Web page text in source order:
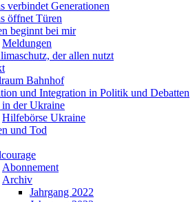
verbindet Generationen
öffnet Türen
beginnt bei mir
Meldungen
der allen nutzt
Bahnhof
und Integration in Politik und Debatten
der Ukraine
Hilfebörse Ukraine
und Tod
Abonnement
Archiv
Jahrgang 2022